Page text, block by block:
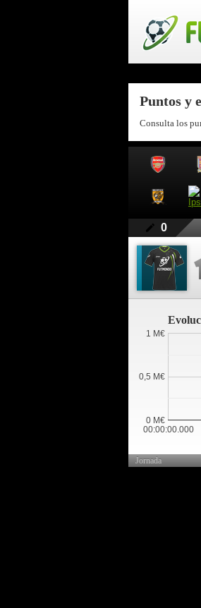
Puntos y
Consulta los
0
00:00:00.000
0 M€
0,5 M€
1 M€
Jornada